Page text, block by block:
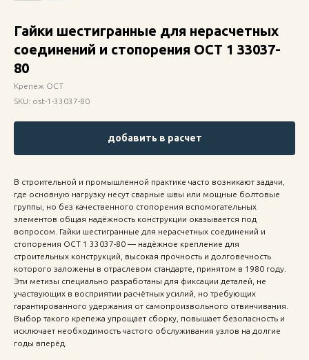
Гайки шестигранные для нерасчетных
соединений и стопорения ОСТ 1 33037-
80
Крепеж ОСТ
SKU: ost-1-33037-80
добавить в расчет
В строительной и промышленной практике часто возникают задачи,
где основную нагрузку несут сварные швы или мощные болтовые
группы, но без качественного стопорения вспомогательных
элементов общая надёжность конструкции оказывается под
вопросом. Гайки шестигранные для нерасчетных соединений и
стопорения ОСТ 1 33037-80 — надёжное крепление для
строительных конструкций, высокая прочность и долговечность
которого заложены в отраслевом стандарте, принятом в 1980 году.
Эти метизы специально разработаны для фиксации деталей, не
участвующих в восприятии расчётных усилий, но требующих
гарантированного удержания от самопроизвольного отвинчивания.
Выбор такого крепежа упрощает сборку, повышает безопасность и
исключает необходимость частого обслуживания узлов на долгие
годы вперёд.